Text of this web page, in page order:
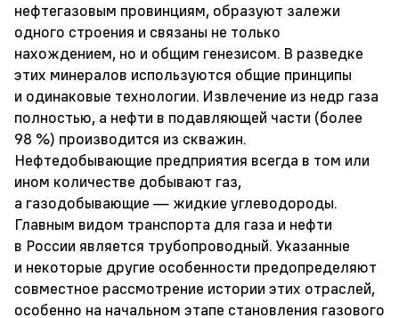
нефтегазовым провинциям, образуют залежи
одного строения и связаны не только
нахождением, но и общим генезисом. В разведке
этих минералов используются общие принципы
и одинаковые технологии. Извлечение из недр газа
полностью, а нефти в подавляющей части (более
98 %) производится из скважин.
Нефтедобывающие предприятия всегда в том или
ином количестве добывают газ,
а газодобывающие — жидкие углеводороды.
Главным видом транспорта для газа и нефти
в России является трубопроводный. Указанные
и некоторые другие особенности предопределяют
совместное рассмотрение истории этих отраслей,
особенно на начальном этапе становления газового